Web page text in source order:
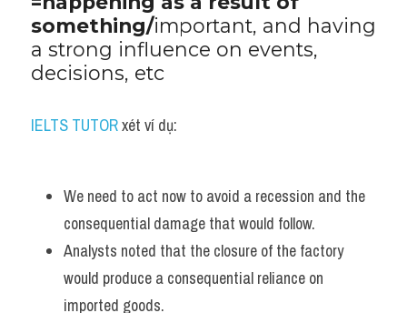
Ngân hàng đề thi máy
Phân biệt từ
IELTS Advice
Đề thi thật Task 2
Listening
something/important, and having
a strong influence on events,
decisions, etc
IELTS TUTOR xét ví dụ:
We need to act now to avoid a recession and the
consequential damage that would follow.
Analysts noted that the closure of the factory
would produce a consequential reliance on
imported goods.